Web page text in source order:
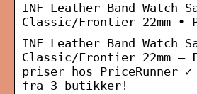
INF Leather Band Watch
Classic/Frontier 22mm •
INF Leather Band Watch
Classic/Frontier 22mm –
priser hos PriceRunner ✓
fra 3 butikker!